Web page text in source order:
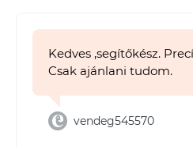
Kedves ,segítőkész.
Csak ajánlani tudom.
vendeg545570